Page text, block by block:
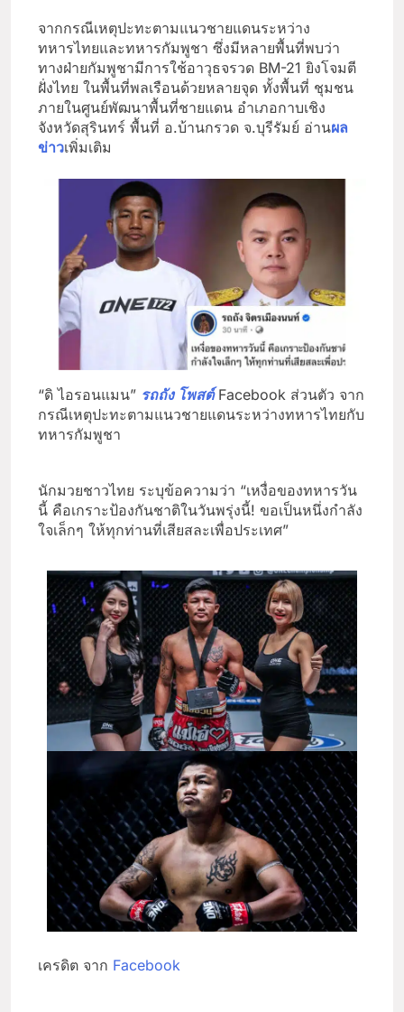
จากกรณีเหตุปะทะตามแนวชายแดนระหว่าง
ทหารไทยและทหารกัมพูชา ซึ่งมีหลายพื้นที่พบว่า
ทางฝ่ายกัมพูชามีการใช้อาวุธจรวด BM-21 ยิงโจมตี
ฝั่งไทย ในพื้นที่พลเรือนด้วยหลายจุด ทั้งพื้นที่ ชุมชน
ภายในศูนย์พัฒนาพื้นที่ชายแดน อำเภอกาบเชิง
จังหวัดสุรินทร์ พื้นที่ อ.บ้านกรวด จ.บุรีรัมย์ อ่านผล
ข่าวเพิ่มเติม
“ดิ ไอรอนแมน” รถถัง โพสต์Facebook ส่วนตัว จาก
กรณีเหตุปะทะตามแนวชายแดนระหว่างทหารไทยกับ
ทหารกัมพูชา
นักมวยชาวไทย ระบุข้อความว่า “เหงื่อของทหารวัน
นี้ คือเกราะป้องกันชาติในวันพรุ่งนี้! ขอเป็นหนึ่งกำลัง
ใจเล็กๆ ให้ทุกท่านที่เสียสละเพื่อประเทศ”
เครดิต จาก Facebook